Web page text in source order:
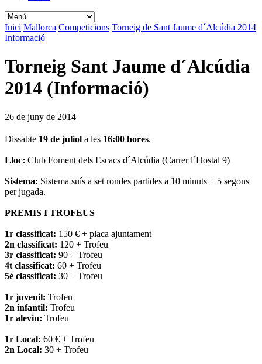
Inici Mallorca Competicions Torneig de Sant Jaume d´Alcúdia 2014
Informació
Torneig Sant Jaume d´Alcúdia
2014 (Informació)
26 de juny de 2014
Dissabte 19 de juliol a les 16:00 hores.
Lloc: Club Foment dels Escacs d´Alcúdia (Carrer l´Hostal 9)
Sistema: Sistema suís a set rondes partides a 10 minuts + 5 segons
per jugada.
PREMIS I TROFEUS
1r classificat: 150 € + placa ajuntament
2n classificat: 120 + Trofeu
3r classificat: 90 + Trofeu
4t classificat: 60 + Trofeu
5è classificat: 30 + Trofeu
1r juvenil: Trofeu
2n infantil: Trofeu
1r alevin: Trofeu
1r Local: 60 € + Trofeu
2n Local: 30 + Trofeu